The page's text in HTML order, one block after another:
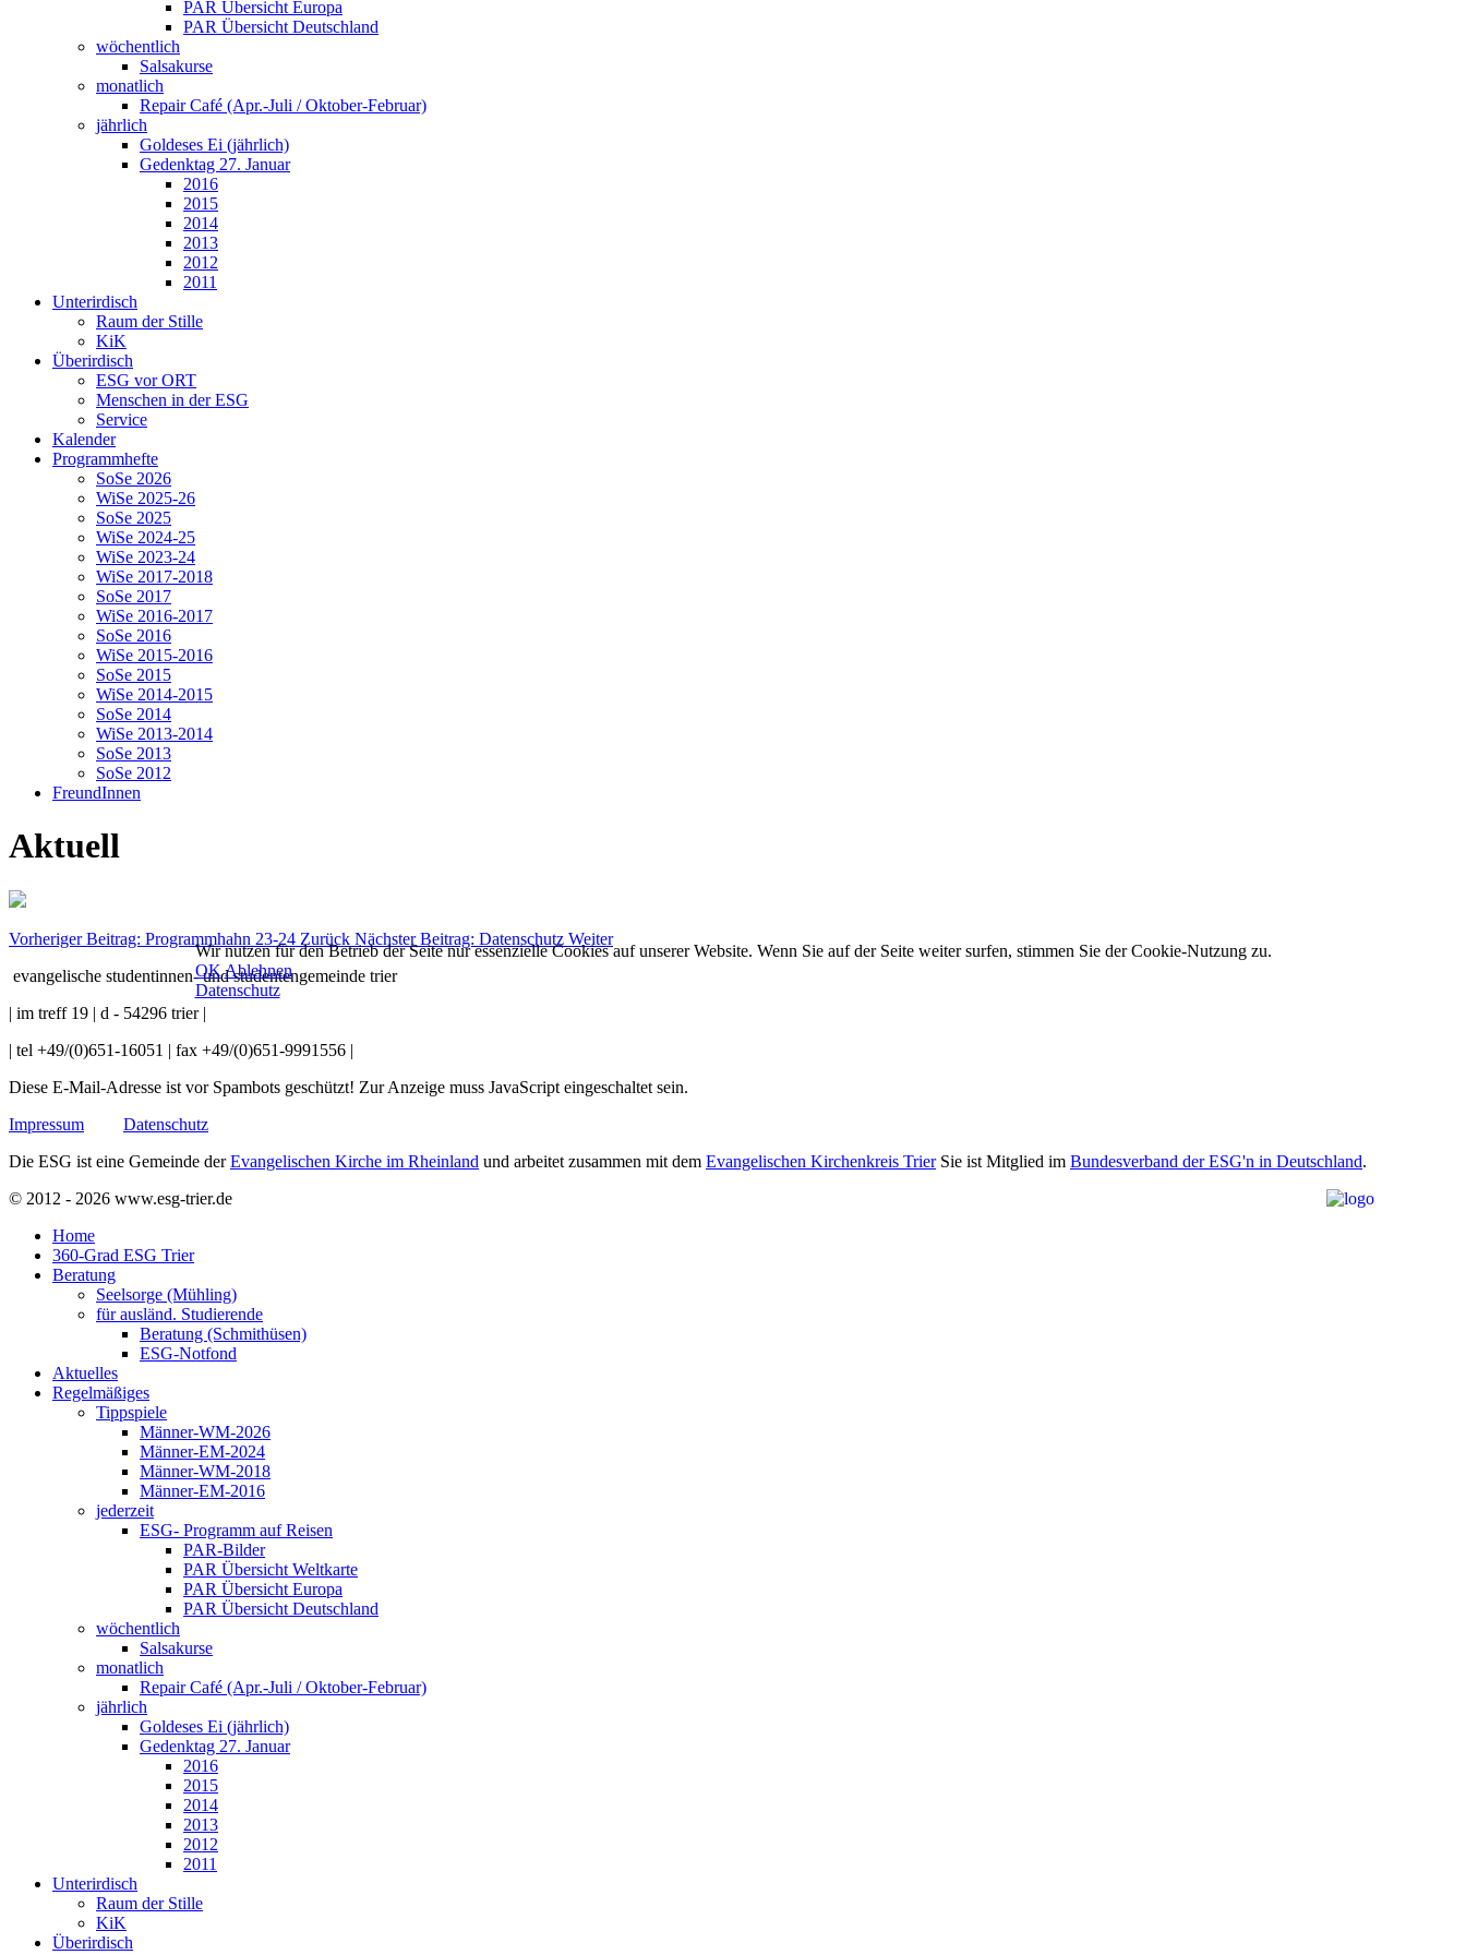
PAR Übersicht Europa
PAR Übersicht Deutschland
wöchentlich
Salsakurse
monatlich
Repair Café (Apr.-Juli / Oktober-Februar)
jährlich
Goldeses Ei (jährlich)
Gedenktag 27. Januar
2016
2015
2014
2013
2012
2011
Unterirdisch
Raum der Stille
KiK
Überirdisch
ESG vor ORT
Menschen in der ESG
Service
Kalender
Programmhefte
SoSe 2026
WiSe 2025-26
SoSe 2025
WiSe 2024-25
WiSe 2023-24
WiSe 2017-2018
SoSe 2017
WiSe 2016-2017
SoSe 2016
WiSe 2015-2016
SoSe 2015
WiSe 2014-2015
SoSe 2014
WiSe 2013-2014
SoSe 2013
SoSe 2012
FreundInnen
Aktuell
Vorheriger Beitrag: Programmhahn 23-24 Zurück Nächster Beitrag: Datenschutz Weiter
evangelische studentinnen- und studentengemeinde trier
| im treff 19 | d - 54296 trier |
| tel +49/(0)651-16051 | fax +49/(0)651-9991556 |
Diese E-Mail-Adresse ist vor Spambots geschützt! Zur Anzeige muss JavaScript eingeschaltet sein.
Impressum
Datenschutz
Die ESG ist eine Gemeinde derEvangelischen Kirche im Rheinland und arbeitet zusammen mit dem Evangelischen Kirchenkreis TrierSie ist Mitglied im Bundesverband der ESG'n in Deutschland.
© 2012 - 2026 www.esg-trier.de
Home
360-Grad ESG Trier
Beratung
Seelsorge (Mühling)
für ausländ. Studierende
Beratung (Schmithüsen)
ESG-Notfond
Aktuelles
Regelmäßiges
Tippspiele
Männer-WM-2026
Männer-EM-2024
Männer-WM-2018
Männer-EM-2016
jederzeit
ESG- Programm auf Reisen
PAR-Bilder
PAR Übersicht Weltkarte
PAR Übersicht Europa
PAR Übersicht Deutschland
wöchentlich
Salsakurse
monatlich
Repair Café (Apr.-Juli / Oktober-Februar)
jährlich
Goldeses Ei (jährlich)
Gedenktag 27. Januar
2016
2015
2014
2013
2012
2011
Unterirdisch
Raum der Stille
KiK
Überirdisch
Wir nutzen für den Betrieb der Seite nur essenzielle Cookies auf unserer Website. Wenn Sie auf der Seite weiter surfen, stimmen Sie der Cookie-Nutzung zu.
OK Ablehnen
Datenschutz